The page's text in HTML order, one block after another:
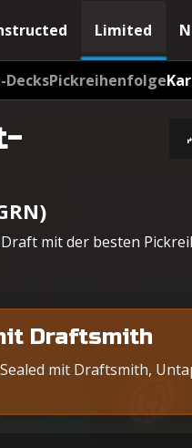
Limited
DecksPickreihenfolge
mit der besten
Draftsmith
mit Draftsmith,